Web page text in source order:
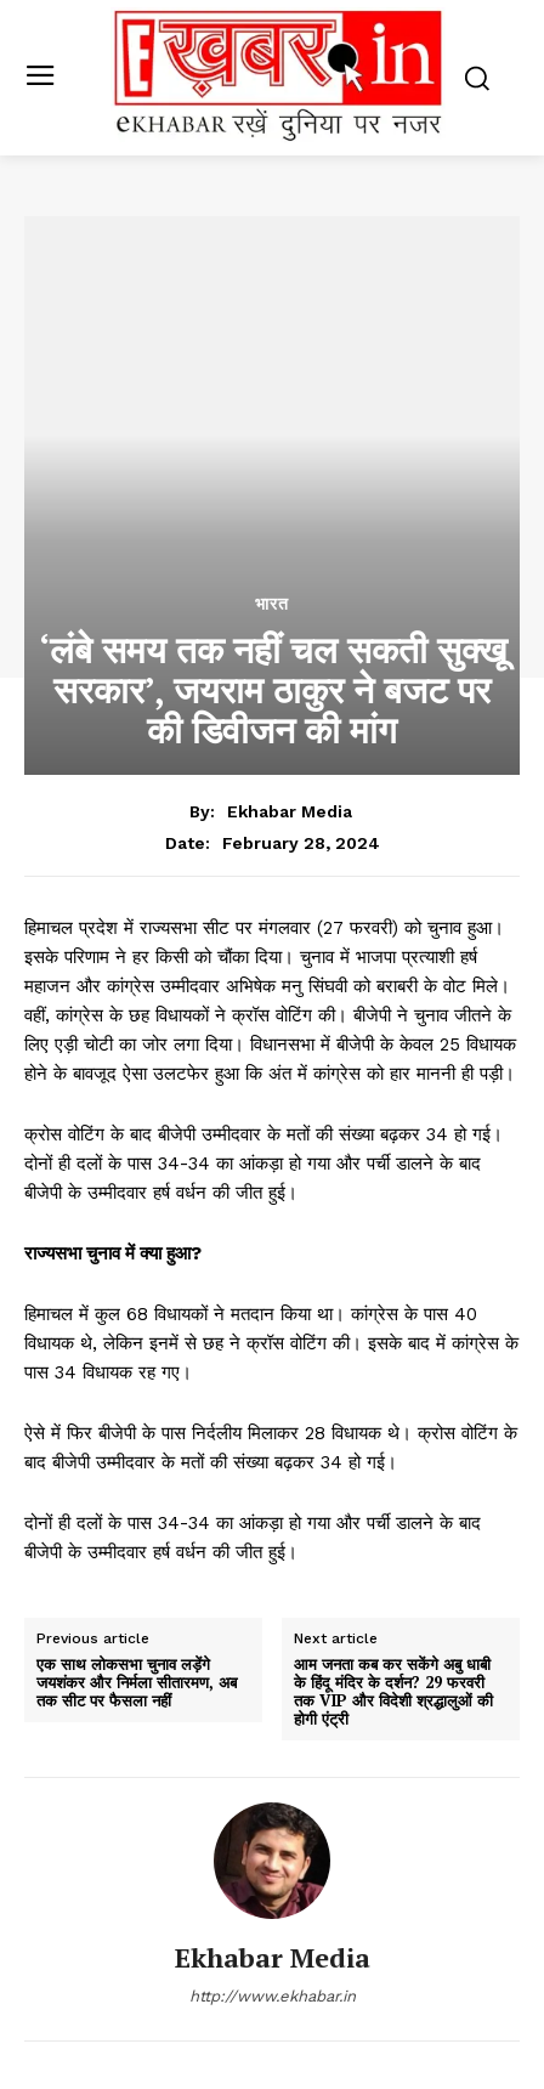
भारत
‘लंबे समय तक नहीं चल सकती सुक्खू
सरकार’, जयराम ठाकुर ने बजट पर
की डिवीजन की मांग
By:
Ekhabar Media
Date:
February 28, 2024
हिमाचल प्रदेश में राज्यसभा सीट पर मंगलवार (27 फरवरी) को चुनाव हुआ।
इसके परिणाम ने हर किसी को चौंका दिया। चुनाव में भाजपा प्रत्याशी हर्ष
महाजन और कांग्रेस उम्मीदवार अभिषेक मनु सिंघवी को बराबरी के वोट मिले।
वहीं, कांग्रेस के छह विधायकों ने क्रॉस वोटिंग की। बीजेपी ने चुनाव जीतने के
लिए एड़ी चोटी का जोर लगा दिया। विधानसभा में बीजेपी के केवल 25 विधायक
होने के बावजूद ऐसा उलटफेर हुआ कि अंत में कांग्रेस को हार माननी ही पड़ी।
क्रोस वोटिंग के बाद बीजेपी उम्मीदवार के मतों की संख्या बढ़कर 34 हो गई।
दोनों ही दलों के पास 34-34 का आंकड़ा हो गया और पर्ची डालने के बाद
बीजेपी के उम्मीदवार हर्ष वर्धन की जीत हुई।
राज्यसभा चुनाव में क्या हुआ?
हिमाचल में कुल 68 विधायकों ने मतदान किया था। कांग्रेस के पास 40
विधायक थे, लेकिन इनमें से छह ने क्रॉस वोटिंग की। इसके बाद में कांग्रेस के
पास 34 विधायक रह गए।
ऐसे में फिर बीजेपी के पास निर्दलीय मिलाकर 28 विधायक थे। क्रोस वोटिंग के
बाद बीजेपी उम्मीदवार के मतों की संख्या बढ़कर 34 हो गई।
दोनों ही दलों के पास 34-34 का आंकड़ा हो गया और पर्ची डालने के बाद
बीजेपी के उम्मीदवार हर्ष वर्धन की जीत हुई।
Previous article
एक साथ लोकसभा चुनाव लड़ेंगे
जयशंकर और निर्मला सीतारमण, अब
तक सीट पर फैसला नहीं
Next article
आम जनता कब कर सकेंगे अबु धाबी
के हिंदू मंदिर के दर्शन? 29 फरवरी
तक VIP और विदेशी श्रद्धालुओं की
होगी एंट्री
Ekhabar Media
http://www.ekhabar.in